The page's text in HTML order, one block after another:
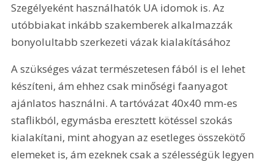
Szegélyeként használhatók UA idomok is. Az
utóbbiakat inkább szakemberek alkalmazzák
bonyolultabb szerkezeti vázak kialakításához
A szükséges vázat természetesen fából is el lehet
készíteni, ám ehhez csak minőségi faanyagot
ajánlatos használni. A tartóvázat 40x40 mm-es
staflikból, egymásba eresztett kötéssel szokás
kialakítani, mint ahogyan az esetleges összekötő
elemeket is, ám ezeknek csak a szélességük legyen